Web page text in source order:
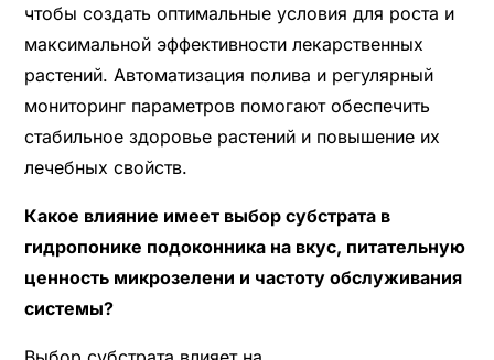
чтобы создать оптимальные условия для роста и
максимальной эффективности лекарственных
растений. Автоматизация полива и регулярный
мониторинг параметров помогают обеспечить
стабильное здоровье растений и повышение их
лечебных свойств.
Какое влияние имеет выбор субстрата в
гидропонике подоконника на вкус, питательную
ценность микрозелени и частоту обслуживания
системы?